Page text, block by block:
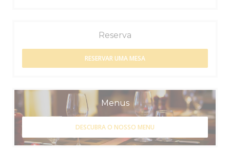
Reserva
RESERVAR UMA MESA
Menus
DESCUBRA O NOSSO MENU